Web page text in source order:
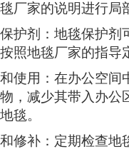
厂家的说明进行局
护剂：地毯保护剂
照地毯厂家的指导
使用：在办公空间
，减少其带入办
毯。
修补：定期检查地